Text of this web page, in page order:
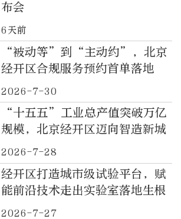
布会
6天前
“被动等”到“主动约”，北京
经开区合规服务预约首单落地
2026-7-30
“十五五”工业总产值突破万亿
规模，北京经开区迈向智造新城
2026-7-28
经开区打造城市级试验平台，赋
能前沿技术走出实验室落地生根
2026-7-27